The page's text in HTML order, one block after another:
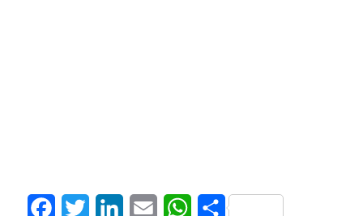
FacebookTwitter LinkedInEmail WhatsApp
Share